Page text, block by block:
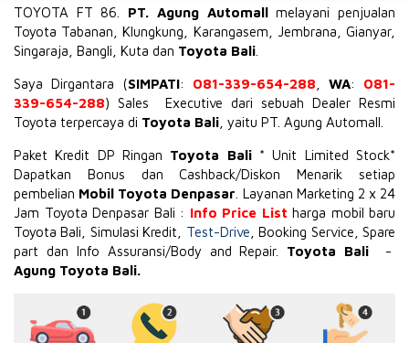
TOYOTA FT 86 PT. Agung Automallmelayani penjualan
Toyota Tabanan, Klungkung, Karangasem, Jembrana, Gianyar,
Singaraja, Bangli, Kuta dan Toyota Bali
Saya Dirgantara (SIMPATI: 081-339-654-288 WA: 081-
339-654-288) Sales Executive dari sebuah Dealer Resmi
Toyota terpercaya di Toyota Bali , yaitu PT. Agung Automall.
Paket Kredit DP Ringan Toyota Bali * Unit Limited Stock*
Dapatkan Bonus dan Cashback/Diskon Menarik setiap
pembelian Mobil Toyota Denpasar . Layanan Marketing 2 x 24
Jam Toyota Denpasar Bali : Info Price List harga mobil baru
Toyota Bali, Simulasi Kredit, Test-Drive , Booking Service, Spare
part dan Info Assuransi/Body and Repair. Toyota Bali -
Agung Toyota Bali.